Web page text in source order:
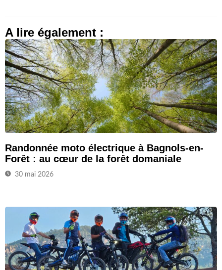
A lire également :
Randonnée moto électrique à Bagnols-en-
Forêt : au cœur de la forêt domaniale
30 mai 2026